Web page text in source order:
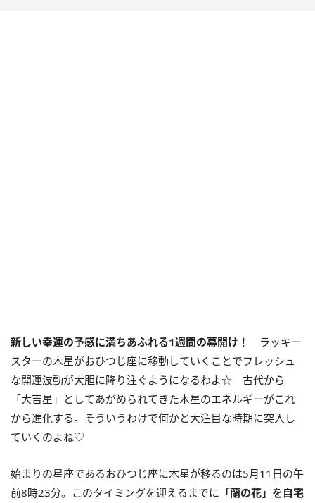
新しい幸運の予感に満ちあふれる1週間の幕開け ！ ラッキー
スターの木星がおひつじ座に移動していくことでフレッシュ
な開運波動が大胆に降り注ぐようになるわよ☆ 古代から
「大吉星」としてあがめられてきた木星のエネルギーがこれ
から進化する。そういうわけで何かと大注目な時期に突入し
ていくのよね♡
始まりの星座であるおひつじ座に木星が移るのは5月11 日の午
前8時23分。このタイミングを迎えるまでに 「蘭の花」を自宅